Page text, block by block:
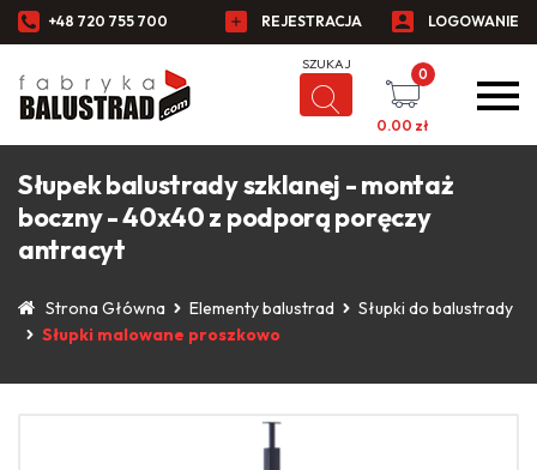
+48 720 755 700 REJESTRACJA LOGOWANIE
0
0.00 zł
Słupek balustrady szklanej - montaż
boczny - 40x40 z podporą poręczy
antracyt
Strona Główna Elementy balustrad
Słupki do balustrady
Słupki malowane proszkowo